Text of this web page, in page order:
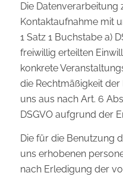
Die Datenverarbeitung
Kontaktaufnahme mit
1 Satz 1 Buchstabe a)
freiwillig erteilten
konkrete
die Rechtmäßigkeit
uns aus nach Art. 6
DSGVO aufgrund der
Die für die Benutzung
uns erhobenen
nach Erledigung der